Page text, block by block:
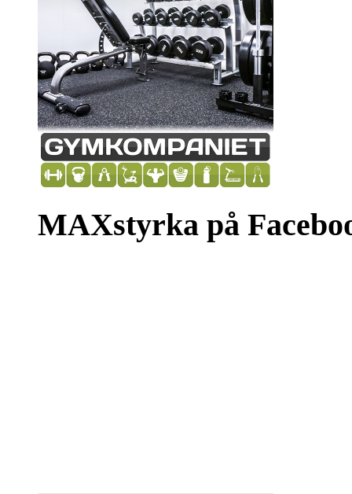
MAXstyrka på